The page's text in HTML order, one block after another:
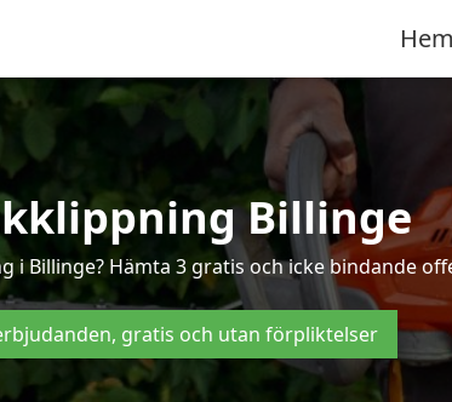
Hem
Billinge
Billinge? Hämta 3 gratis och icke bindande
gratis och utan förpliktelser